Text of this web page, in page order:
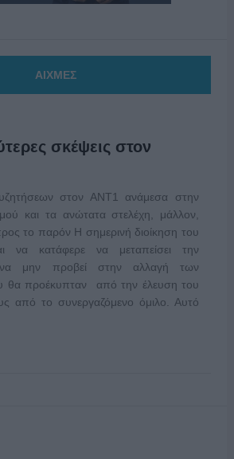
ΑΙΧΜΕΣ
σκέψεις στον
στον ΑΝΤ1 ανάμεσα στην
και τα ανώτατα στελέχη, μάλλον,
το παρόν Η σημερινή διοίκηση του
να κατάφερε να μεταπείσει την
να μην προβεί στην αλλαγή των
θα προέκυπταν από την έλευση του
από το συνεργαζόμενο όμιλο. Αυτό